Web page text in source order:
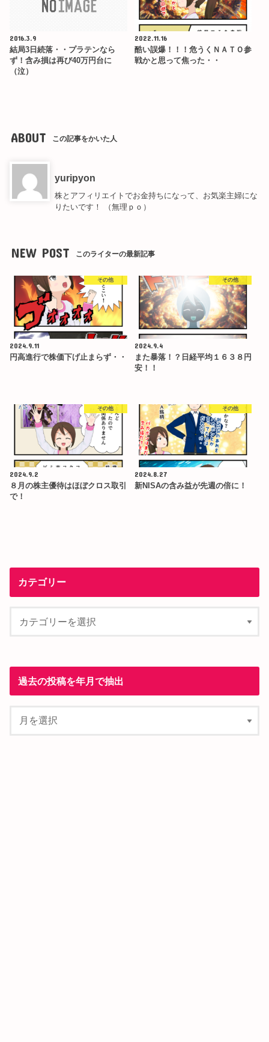
2016.3.9
結局3日続落・・プラテンなら
ず！含み損は再び40万円台に
（泣）
2022.11.16
酷い誤爆！！！危うくＮＡＴＯ参
戦かと思って焦った・・
ABOUT この記事をかいた人
yuripyon
株とアフィリエイトでお金持ちになって、お気楽主婦にな
りたいです！ （無理ｐｏ）
NEW POST このライターの最新記事
その他
2024.9.11
円高進行で株価下げ止まらず・・
その他
2024.9.4
また暴落！？日経平均１６３８円
安！！
その他
2024.9.2
８月の株主優待はほぼクロス取引
で！
その他
2024.8.27
新NISAの含み益が先週の倍に！
カテゴリー
過去の投稿を年月で抽出